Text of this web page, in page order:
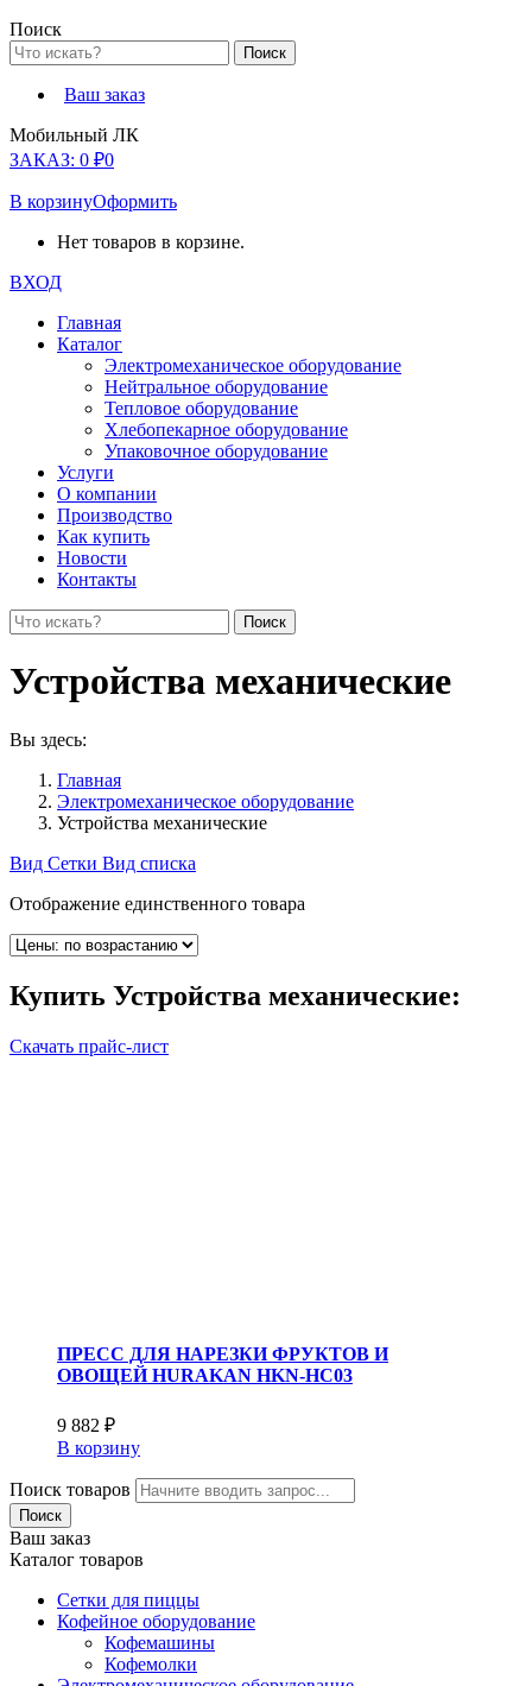
Поиск
Ваш заказ
Мобильный ЛК
ЗАКАЗ: 0 ₽0
В корзинуОформить
Нет товаров в корзине.
ВХОД
Главная
Каталог
Электромеханическое оборудование
Нейтральное оборудование
Тепловое оборудование
Хлебопекарное оборудование
Упаковочное оборудование
Услуги
О компании
Производство
Как купить
Новости
Контакты
Устройства механические
Вы здесь:
Главная
Электромеханическое оборудование
Устройства механические
Вид Сетки Вид списка
Отображение единственного товара
Купить Устройства механические:
Скачать прайс-лист
ПРЕСС ДЛЯ НАРЕЗКИ ФРУКТОВ И
ОВОЩЕЙ HURAKAN HKN-HC03
9 882 ₽
В корзину
Поиск товаров
Поиск
Ваш заказ
Каталог товаров
Сетки для пиццы
Кофейное оборудование
Кофемашины
Кофемолки